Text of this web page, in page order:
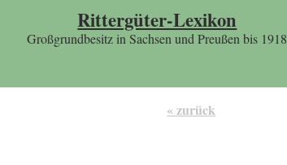
Rittergüter-Lexikon
Großgrundbesitz in Sachsen und Preußen bis 1918
« zurück